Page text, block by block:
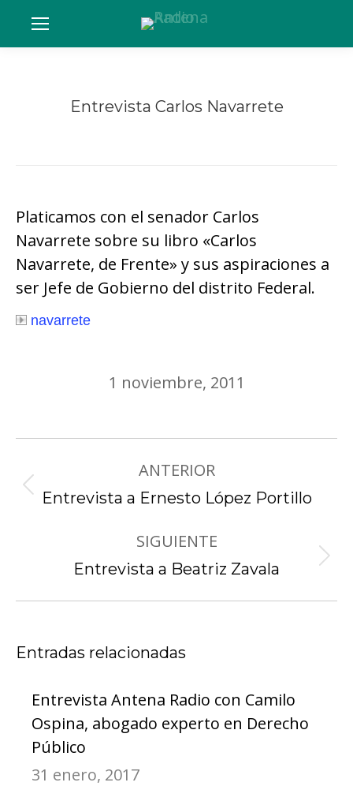
Entrevista Carlos Navarrete
Platicamos con el senador Carlos
Navarrete sobre su libro «Carlos
Navarrete, de Frente» y sus aspiraciones a
ser Jefe de Gobierno del distrito Federal.
navarrete
1 noviembre, 2011
entre
publicaciones
ANTERIOR
Publicación
Entrevista a Ernesto López Portillo
SIGUIENTE
Publicación
Entrevista a Beatriz Zavala
Entradas relacionadas
Entrevista Antena Radio con Camilo
Ospina, abogado experto en Derecho
Público
31 enero, 2017